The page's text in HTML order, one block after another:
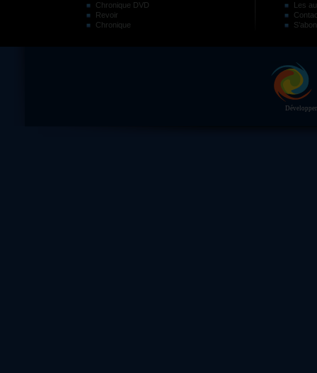
Chronique DVD
Revoir
Chronique
Les